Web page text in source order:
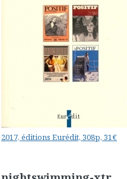
2017, éditions Eurédit, 308p, 31€